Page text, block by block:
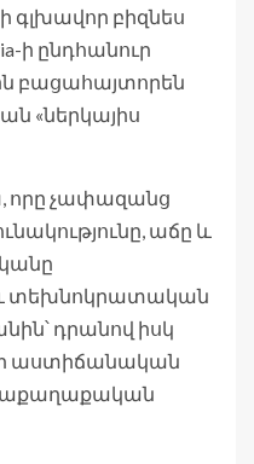
գլխավոր բիզնես
ի ընդհանուր
բացահայտորեն
«ներկայիս
որը չափազանց
աճը և
դրանով իսկ
աստիճանական